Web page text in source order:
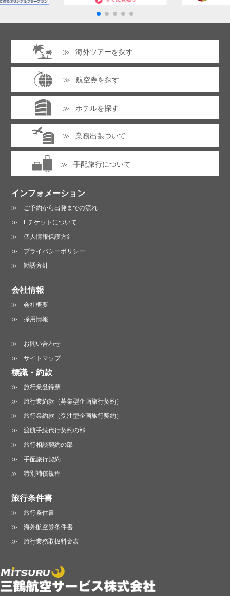
海外ツアーを探す
航空券を探す
ホテルを探す
業務出張ついて
手配旅行について
インフォメーション
ご予約から出発までの流れ
Eチケットについて
個人情報保護方針
プライバシーポリシー
勧誘方針
会社情報
会社概要
採用情報
お問い合わせ
サイトマップ
標識・約款
旅行業登録票
旅行業約款（募集型企画旅行契約）
旅行業約款（受注型企画旅行契約）
渡航手続代行契約の部
旅行相談契約の部
手配旅行契約
特別補償規程
旅行条件書
旅行条件書
海外航空券条件書
旅行業務取扱料金表